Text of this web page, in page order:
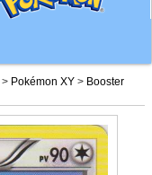
> Pokémon XY > Booster